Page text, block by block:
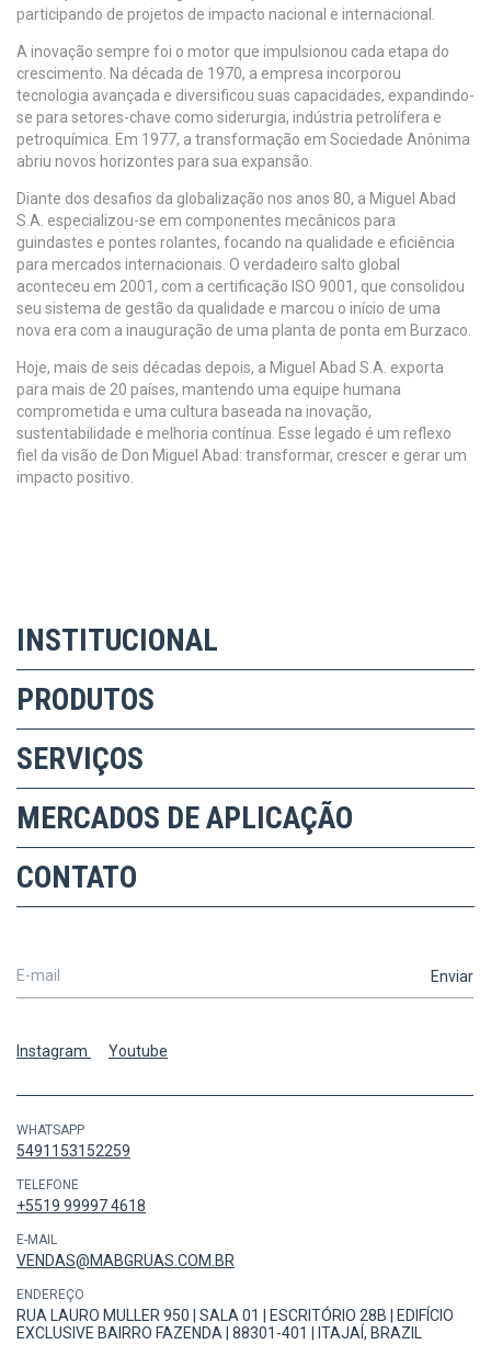
participando de projetos de impacto nacional e internacional.
A inovação sempre foi o motor que impulsionou cada etapa do
crescimento. Na década de 1970, a empresa incorporou
tecnologia avançada e diversificou suas capacidades, expandindo-
se para setores-chave como siderurgia, indústria petrolífera e
petroquímica. Em 1977, a transformação em Sociedade Anônima
abriu novos horizontes para sua expansão.
Diante dos desafios da globalização nos anos 80, a Miguel Abad
S.A. especializou-se em componentes mecânicos para
guindastes e pontes rolantes, focando na qualidade e eficiência
para mercados internacionais. O verdadeiro salto global
aconteceu em 2001, com a certificação ISO 9001, que consolidou
seu sistema de gestão da qualidade e marcou o início de uma
nova era com a inauguração de uma planta de ponta em Burzaco.
Hoje, mais de seis décadas depois, a Miguel Abad S.A. exporta
para mais de 20 países, mantendo uma equipe humana
comprometida e uma cultura baseada na inovação,
sustentabilidade e melhoria contínua. Esse legado é um reflexo
fiel da visão de Don Miguel Abad: transformar, crescer e gerar um
impacto positivo.
INSTITUCIONAL
PRODUTOS
SERVIÇOS
MERCADOS DE APLICAÇÃO
CONTATO
Instagram Youtube
WHATSAPP
5491153152259
TELEFONE
+5519 99997 4618
E-MAIL
VENDAS@MABGRUAS.COM.BR
ENDEREÇO
RUA LAURO MULLER 950 | SALA 01 | ESCRITÓRIO 28B | EDIFÍCIO
EXCLUSIVE BAIRRO FAZENDA | 88301-401 | ITAJAÍ, BRAZIL